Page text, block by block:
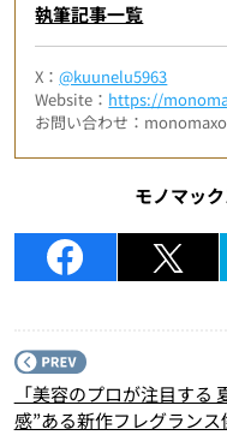
執筆記事一覧
X：@kuunelu5963
Website： https://
お問い合わせ：
モノマッ
「美容のプロが注目する
感”ある新作フレグランス